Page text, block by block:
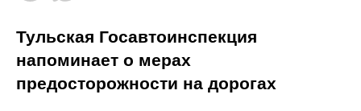
Тульская Госавтоинспекция
напоминает о мерах
предосторожности на дорогах